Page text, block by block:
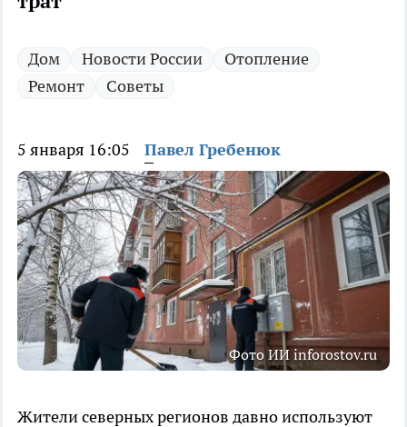
Дом Новости России
Отопление
Ремонт
Советы
5 января 16:05 Павел Гребенюк
Фото ИИ inforostov.ru
Жители северных регионов давно используют